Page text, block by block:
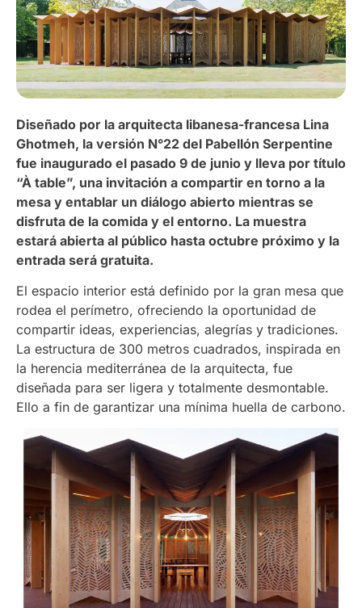
Diseñado por la arquitecta libanesa-francesa Lina
Ghotmeh, la versión N°22 del Pabellón Serpentine
fue inaugurado el pasado 9 de junio y lleva por título
“À table”, una invitación a compartir en torno a la
mesa y entablar un diálogo abierto mientras se
disfruta de la comida y el entorno. La muestra
estará abierta al público hasta octubre próximo y la
entrada será gratuita.
El espacio interior está definido por la gran mesa que
rodea el perímetro, ofreciendo la oportunidad de
compartir ideas, experiencias, alegrías y tradiciones.
La estructura de 300 metros cuadrados, inspirada en
la herencia mediterránea de la arquitecta, fue
diseñada para ser ligera y totalmente desmontable.
Ello a fin de garantizar una mínima huella de carbono.